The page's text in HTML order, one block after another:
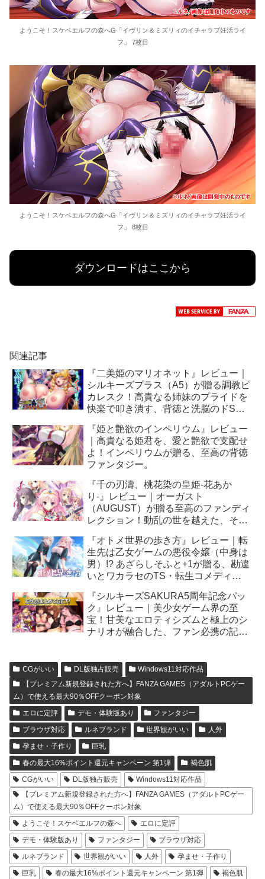
ようこそ！スケベエルフの森へG「イヴリン＆ミズリィのイチャラブ妊活ライ
フ」 7枚目
ようこそ！スケベエルフの森へG「イヴリン＆ミズリィのイチャラブ妊活ライ
フ」 8枚目
ダウンロードはここから
関連記事
『二美姫のマリオネット』レビュー｜
シルキーズプラス（A5）が贈る調教ピ
カレスク！高貴なる姉妹のプライドを
快楽で叩き潰す、背徳と洗脳のドS特
『姫と艶欲のインペリウム』レビュー
｜高貴なる姫君を、愛と艶欲で支配せ
よ！インペリウムが贈る、至高の背徳
ファンタジー。
『千の刃濤、桃花染の皇姫‐花あか
り‐』レビュー｜オーガスト
（AUGUST）が贈る至高のファンディ
レクション！動乱の世を越えた、その
高峰！
『オトメ世界の歩き方』レビュー｜転
生先は乙女ゲームの悪役令嬢（中身は
男）!? あざらしそふと+1が贈る、勘違
いとワカラセのTS・転生コメディ
『シルキーズSAKURA5周年記念パッ
ク』レビュー｜美少女ゲーム界の至
宝！甘美なエロティシズムと極上のシ
ナリオが融合した、ファン必携の記念
CGがいい DL版独占販売
Windows11対応作品
【プレミアム新規登録された方へ】FANZA GAMES（アダルトPCゲー
ム）で使える最大90％OFFクーポン対象
エロに定評
デモ・体験版あり
ファンタジー
ブラウザ対応
ルネブランド 世界観がいい
人外
孕ませ・子作り
巨乳
春の最大16%ポイント還元キャンペーン 第1弾
褐色肌
CGがいい
DL版独占販売
Windows11対応作品
【プレミアム新規登録された方へ】FANZA GAMES（アダルトPCゲー
ム）で使える最大90％OFFクーポン対象
ようこそ！スケベエルフの森へ
エロに定評
デモ・体験版あり
ファンタジー
ブラウザ対応
ルネブランド
世界観がいい 人外
孕ませ・子作り
巨乳
春の最大16%ポイント還元キャンペーン 第1弾 褐色肌